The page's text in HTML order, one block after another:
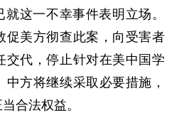
这一不幸事件表明立场。
促美方彻查此案，向受害者
交代，停止针对在美中国学
方将继续采取必要措施，
合法权益。